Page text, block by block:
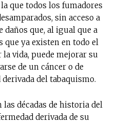
que todos los fumadores
sin acceso a
daños que, al igual que a
que ya existen en todo el
vida, puede mejorar su
de un cáncer o de
del tabaquismo.
las décadas de historia del
derivada de su